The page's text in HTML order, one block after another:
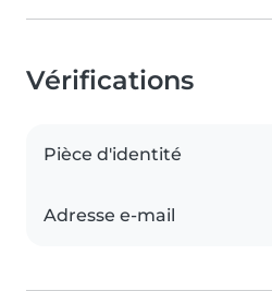
Vérifications
Pièce d'identité
Adresse e-mail